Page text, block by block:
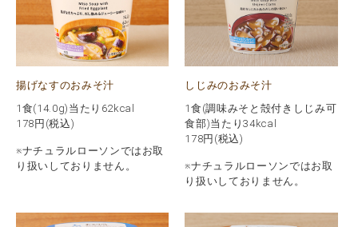
揚げなすのおみそ汁
1食(14.0g)当たり62kcal
178 円(税込)
※ナチュラルローソンではお取
り扱いしておりません。
しじみのおみそ汁
1食(調味みそと殻付きしじみ可
食部)当たり34kcal
178円(税込)
※ナチュラルローソンではお取
り扱いしておりません。